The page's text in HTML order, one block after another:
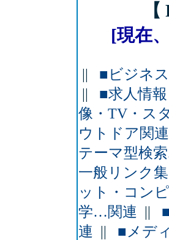
[現在
|| ■ビジネ
|| ■求人情
像・TV・ス
ウトドア関連
テーマ型検
一般リンク
ット・コン
学…関連 ||
連 || ■メデ